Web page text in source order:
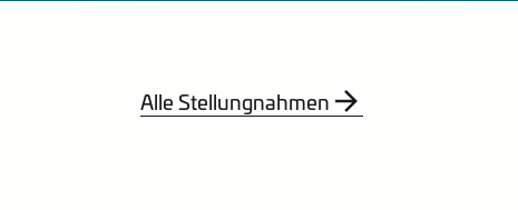
Alle Stellungnahmen